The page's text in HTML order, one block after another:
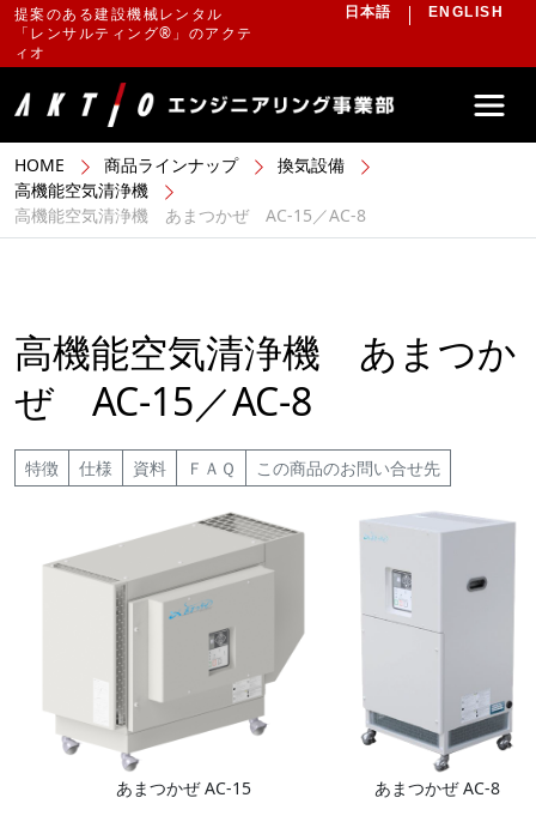
提案のある建設機械レンタル
「レンサルティング®」のアクテ
ィオ
日本語 ENGLISH
HOME 商品ラインナップ
換気設備
高機能空気清浄機
高機能空気清浄機 あまつかぜ AC-15／AC-8
高機能空気清浄機 あまつか
ぜ AC-15／AC-8
特徴 仕様 資料 ＦＡＱ この商品のお問い合せ先
あまつかぜ AC-15 あまつかぜ AC-8